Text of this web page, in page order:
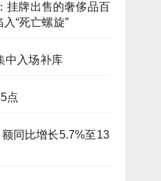
挂牌出售的奢侈品百
“死亡螺旋”
中入场补库
点
同比增长5.7%至13